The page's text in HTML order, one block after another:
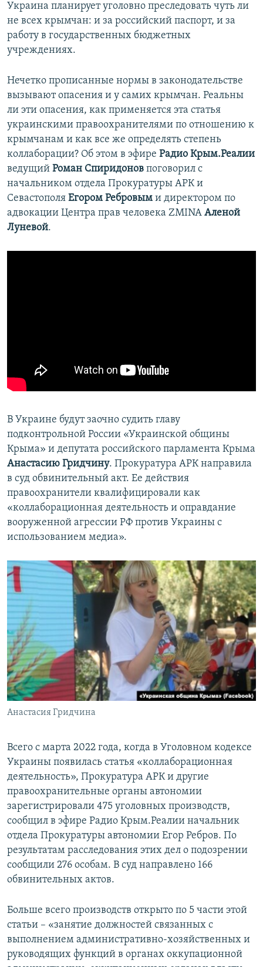
Украина планирует уголовно преследовать чуть ли
не всех крымчан: и за российский паспорт, и за
работу в государственных бюджетных
учреждениях.
Нечетко прописанные нормы в законодательстве
вызывают опасения и у самих крымчан. Реальны
ли эти опасения, как применяется эта статья
украинскими правоохранителями по отношению к
крымчанам и как все же определять степень
коллаборации? Об этом в эфире Радио Крым.Реалии
ведущий Роман Спиридонов поговорил с
начальником отдела Прокуратуры АРК и
Севастополя Егором Ребровым и директором по
адвокации Центра прав человека ZMINA Аленой
Луневой.
В Украине будут заочно судить главу
подконтрольной России «Украинской общины
Крыма» и депутата российского парламента Крыма
Анастасию Гридчину. Прокуратура АРК направила
в суд обвинительный акт. Ее действия
правоохранители квалифицировали как
«коллаборационная деятельность и оправдание
вооруженной агрессии РФ против Украины с
использованием медиа».
Анастасия Гридчина
Всего с марта 2022 года, когда в Уголовном кодексе
Украины появилась статья «коллаборационная
деятельность», Прокуратура АРК и другие
правоохранительные органы автономии
зарегистрировали 475 уголовных производств,
сообщил в эфире Радио Крым.Реалии начальник
отдела Прокуратуры автономии Егор Ребров. По
результатам расследования этих дел о подозрении
сообщили 276 особам. В суд направлено 166
обвинительных актов.
Больше всего производств открыто по 5 части этой
статьи – «занятие должностей связанных с
выполнением административно-хозяйственных и
руководящих функций в органах оккупационной